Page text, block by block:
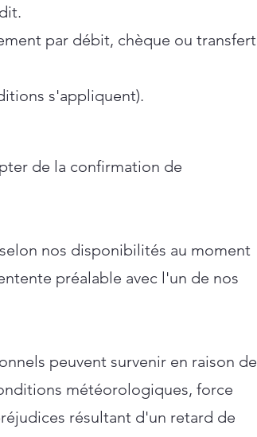
par débit, chèque ou transfert
s'appliquent).
de la confirmation de
nos disponibilités au moment
préalable avec l'un de nos
peuvent survenir en raison de
météorologiques, force
résultant d'un retard de